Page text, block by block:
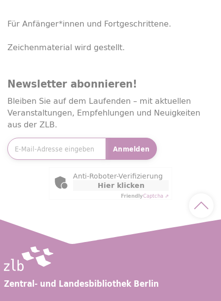
Für Anfänger*innen und Fortgeschrittene.
Zeichenmaterial wird gestellt.
Newsletter abonnieren!
Bleiben Sie auf dem Laufenden – mit aktuellen
Veranstaltungen, Empfehlungen und Neuigkeiten
aus der ZLB.
Anmelden
Friendly Captcha
Anti-Roboter-Verifizierung
Hier klicken
FriendlyCaptcha ⇗
Zentral- und Landesbibliothek Berlin